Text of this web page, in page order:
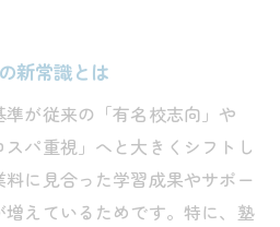
新常識とは
が従来の「有名校志向」や
スパ重視」へと大きくシフトし
に見合った学習成果やサポー
増えているためです。特に、塾